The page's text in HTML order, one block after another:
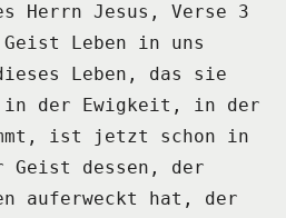
Herrn Jesus, Verse 3
Leben in uns
Leben, das sie
der Ewigkeit, in der
ist jetzt schon in
Geist dessen, der
auferweckt hat,
der